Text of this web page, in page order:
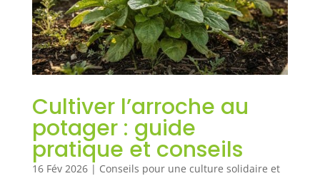
Cultiver l’arroche au
potager : guide
pratique et conseils
16 Fév 2026| Conseils pour une culture solidaire et